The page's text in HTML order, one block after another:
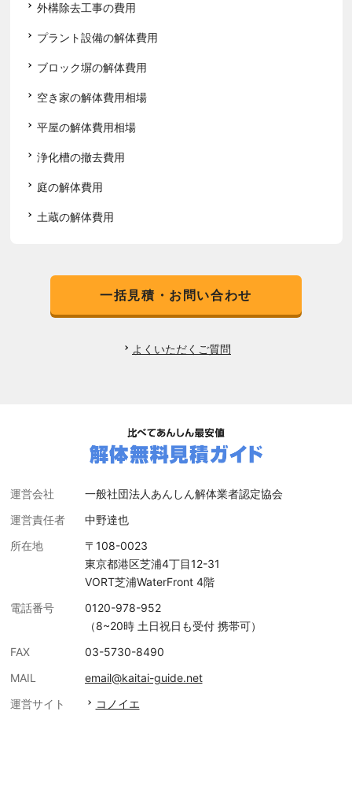
外構除去工事の費用
プラント設備の解体費用
ブロック塀の解体費用
空き家の解体費用相場
平屋の解体費用相場
浄化槽の撤去費用
庭の解体費用
土蔵の解体費用
一括見積・お問い合わせ
よくいただくご質問
運営会社
一般社団法人あんしん解体業者認定協会
運営責任者
中野達也
所在地
〒108-0023
東京都港区芝浦4丁目12-31
VORT芝浦WaterFront 4階
電話番号
0120-978-952
（8~20時 土日祝日も受付 携帯可）
FAX
03-5730-8490
MAIL
email@kaitai-guide.net
運営サイト
コノイエ